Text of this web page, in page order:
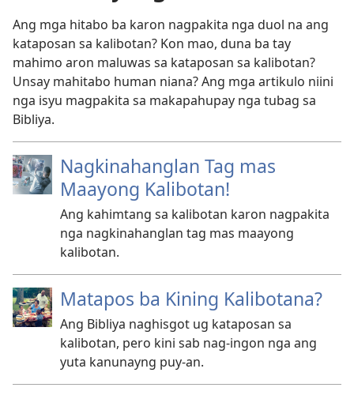
Ang mga hitabo ba karon nagpakita nga duol na ang
kataposan sa kalibotan? Kon mao, duna ba tay
mahimo aron maluwas sa kataposan sa kalibotan?
Unsay mahitabo human niana? Ang mga artikulo niini
nga isyu magpakita sa makapahupay nga tubag sa
Bibliya.
Nagkinahanglan Tag mas
Maayong Kalibotan!
Ang kahimtang sa kalibotan karon nagpakita
nga nagkinahanglan tag mas maayong
kalibotan.
Matapos ba Kining Kalibotana?
Ang Bibliya naghisgot ug kataposan sa
kalibotan, pero kini sab nag-ingon nga ang
yuta kanunayng puy-an.